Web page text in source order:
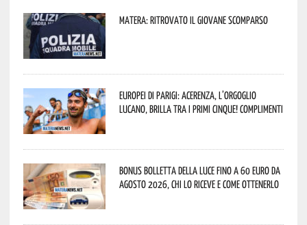
Matera: ritrovato il giovane scomparso
Europei di Parigi: Acerenza, l’orgoglio
lucano, brilla tra i primi cinque! Complimenti
Bonus bolletta della luce fino a 60 euro da
agosto 2026, chi lo riceve e come ottenerlo